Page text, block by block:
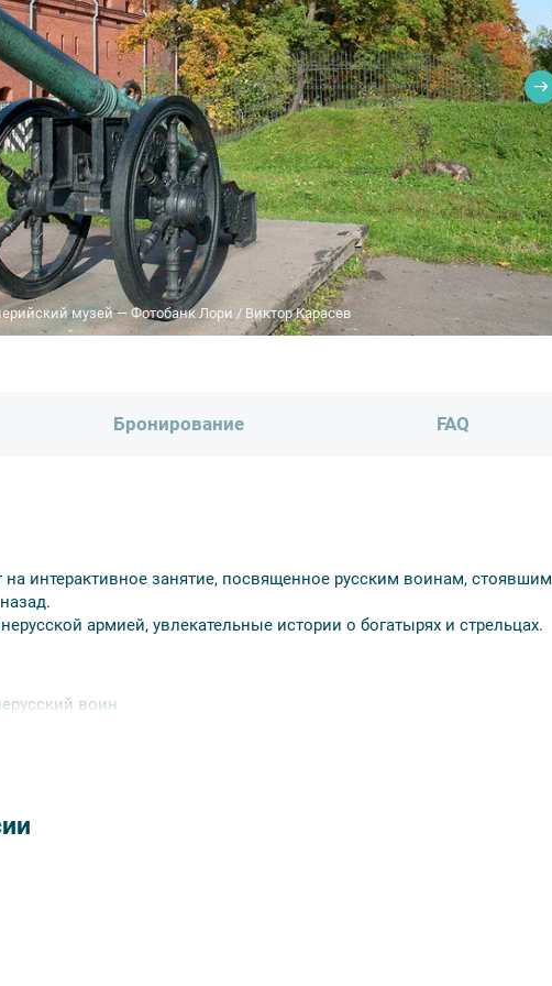
музей — Фотобанк Лори / Виктор Карасев
Бронирование FAQ
интерактивное занятие, посвященное русским воинам, стоявшим
армией, увлекательные истории о богатырях и стрельцах.
воин
сражениях боевой топор-бердыш
древних богатырей